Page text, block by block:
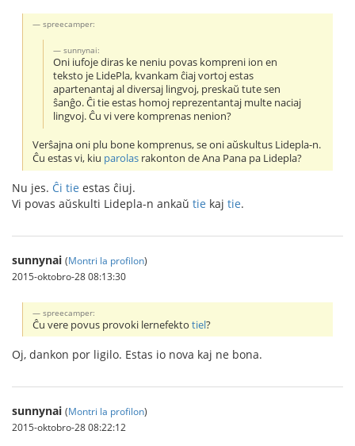
spreecamper:
sunnynai:
Oni iufoje diras ke neniu povas kompreni ion en
teksto je LidePla, kvankam ĉiaj vortoj estas
apartenantaj al diversaj lingvoj, preskaŭ tute sen
ŝanĝo. Ĉi tie estas homoj reprezentantaj multe naciaj
lingvoj. Ĉu vi vere komprenas nenion?
Verŝajna oni plu bone komprenus, se oni aŭskultus Lidepla-n.
Ĉu estas vi, kiu parolas rakonton de Ana Pana pa Lidepla?
Nu jes. Ĉi tie estas ĉiuj.
Vi povas aŭskulti Lidepla-n ankaŭ tie kaj tie.
sunnynai (Montri la profilon)
2015-oktobro-28 08:13:30
spreecamper:
Ĉu vere povus provoki lernefektotiel?
Oj, dankon por ligilo. Estas io nova kaj ne bona.
sunnynai (Montri la profilon)
2015-oktobro-28 08:22:12